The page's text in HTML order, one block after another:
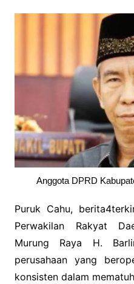
Anggota DPRD
Puruk Cahu,
Perwakilan Rakyat
Murung Raya H.
perusahaan yang
konsisten dalam